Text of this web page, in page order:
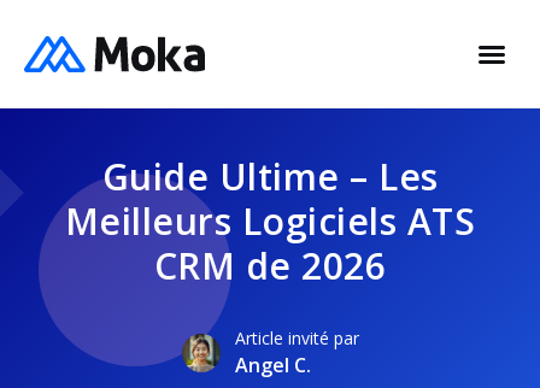
Guide Ultime – Les
Meilleurs Logiciels ATS
CRM de 2026
Article invité par
Angel C.